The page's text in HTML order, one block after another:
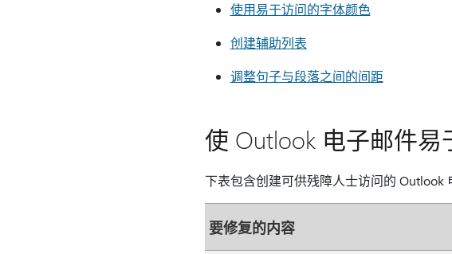
使用易于访问的字体颜色
创建辅助列表
调整句子与段落之间的间距
使 Outlook 电子邮件
下表包含创建可供残障人士访问的 Outlook
要修复的内容